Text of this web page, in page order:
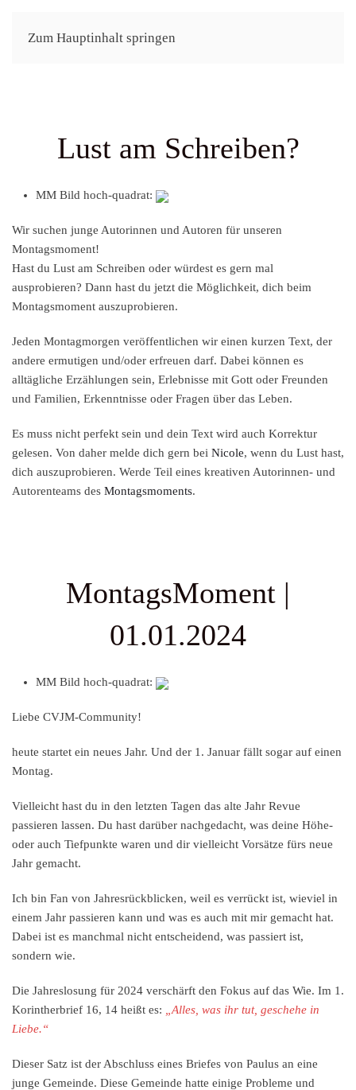
Zum Hauptinhalt springen
Lust am Schreiben?
MM Bild hoch-quadrat:
Wir suchen junge Autorinnen und Autoren für unseren
Montagsmoment!
Hast du Lust am Schreiben oder würdest es gern mal
ausprobieren? Dann hast du jetzt die Möglichkeit, dich beim
Montagsmoment auszuprobieren.
Jeden Montagmorgen veröffentlichen wir einen kurzen Text, der
andere ermutigen und/oder erfreuen darf. Dabei können es
alltägliche Erzählungen sein, Erlebnisse mit Gott oder Freunden
und Familien, Erkenntnisse oder Fragen über das Leben.
Es muss nicht perfekt sein und dein Text wird auch Korrektur
gelesen. Von daher melde dich gern bei Nicole, wenn du Lust hast,
dich auszuprobieren. Werde Teil eines kreativen Autorinnen- und
Autorenteams des Montagsmoments.
MontagsMoment |
01.01.2024
MM Bild hoch-quadrat:
Liebe CVJM-Community!
heute startet ein neues Jahr. Und der 1. Januar fällt sogar auf einen
Montag.
Vielleicht hast du in den letzten Tagen das alte Jahr Revue
passieren lassen. Du hast darüber nachgedacht, was deine Höhe-
oder auch Tiefpunkte waren und dir vielleicht Vorsätze fürs neue
Jahr gemacht.
Ich bin Fan von Jahresrückblicken, weil es verrückt ist, wieviel in
einem Jahr passieren kann und was es auch mit mir gemacht hat.
Dabei ist es manchmal nicht entscheidend, was passiert ist,
sondern wie.
Die Jahreslosung für 2024 verschärft den Fokus auf das Wie. Im 1.
Korintherbrief 16, 14 heißt es:
Alles, was ihr tut, geschehe in
Liebe.“
Dieser Satz ist der Abschluss eines Briefes von Paulus an eine
junge Gemeinde. Diese Gemeinde hatte einige Probleme und